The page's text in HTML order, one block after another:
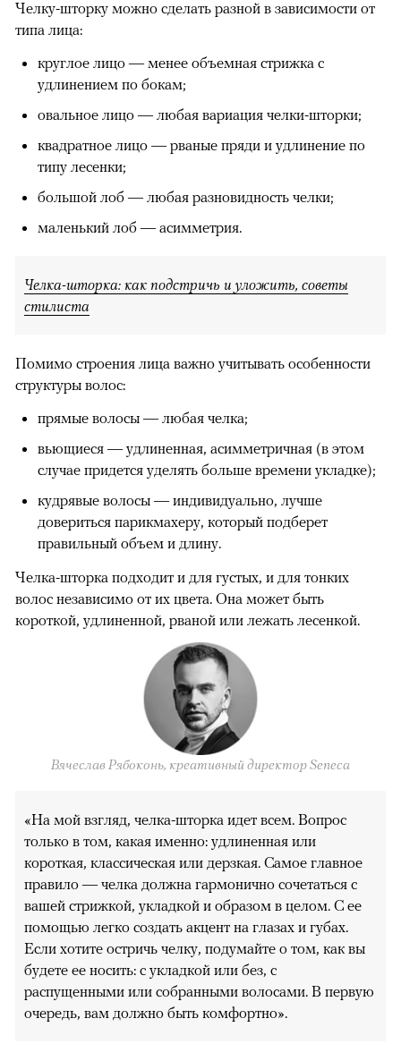
Челку-шторку можно сделать разной в зависимости от
типа лица:
круглое лицо — менее объемная стрижка с
удлинением по бокам;
овальное лицо — любая вариация челки-шторки;
квадратное лицо — рваные пряди и удлинение по
типу лесенки;
большой лоб — любая разновидность челки;
маленький лоб — асимметрия.
Челка-шторка: как подстричь и уложить, советы
стилиста
Помимо строения лица важно учитывать особенности
структуры волос:
прямые волосы — любая челка;
вьющиеся — удлиненная, асимметричная (в этом
случае придется уделять больше времени укладке);
кудрявые волосы — индивидуально, лучше
довериться парикмахеру, который подберет
правильный объем и длину.
Челка-шторка подходит и для густых, и для тонких
волос независимо от их цвета. Она может быть
короткой, удлиненной, рваной или лежать лесенкой.
Вячеслав Рябоконь, креативный директор Seneca
«На мой взгляд, челка-шторка идет всем. Вопрос
только в том, какая именно: удлиненная или
короткая, классическая или дерзкая. Самое главное
правило — челка должна гармонично сочетаться с
вашей стрижкой, укладкой и образом в целом. С ее
помощью легко создать акцент на глазах и губах.
Если хотите остричь челку, подумайте о том, как вы
будете ее носить: с укладкой или без, с
распущенными или собранными волосами. В первую
очередь, вам должно быть комфортно».